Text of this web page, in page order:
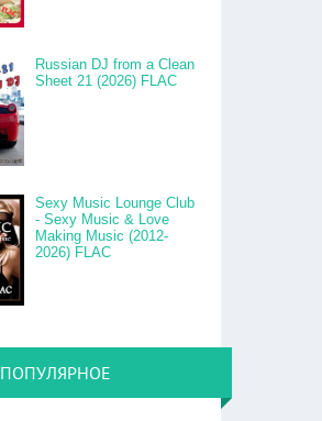
Russian DJ from a Clean
Sheet 21 (2026) FLAC
Sexy Music Lounge Club
- Sexy Music & Love
Making Music (2012-
2026) FLAC
ПОПУЛЯРНОЕ